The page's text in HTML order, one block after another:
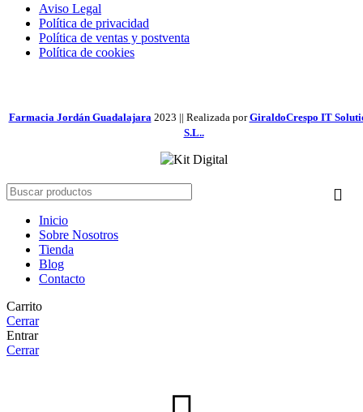
Aviso Legal
Política de privacidad
Política de ventas y postventa
Política de cookies
Farmacia Jordán Guadalajara 2023 || Realizada porGiraldoCrespo IT
S.L..
Inicio
Sobre Nosotros
Tienda
Blog
Contacto
Carrito
Cerrar
Entrar
Cerrar